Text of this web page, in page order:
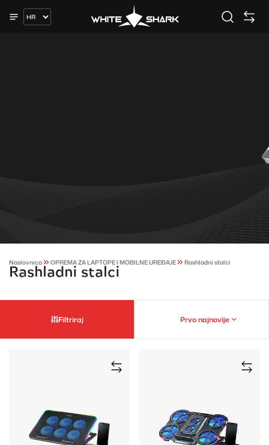
Naslovnica OPREMA ZA LAPTOPE I MOBILNE UREĐAJE Rashladni stalci
Rashladni stalci
Filtriraj Prvo najnovije